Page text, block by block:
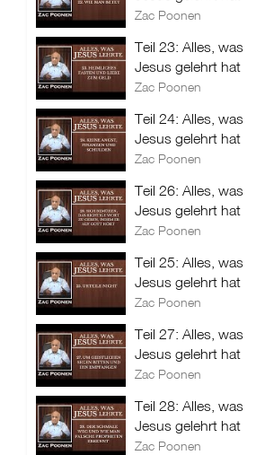
Zac Poonen
Teil 23: Alles, was
Jesus gelehrt hat
Zac Poonen
Teil 24: Alles, was
Jesus gelehrt hat
Zac Poonen
Teil 26: Alles, was
Jesus gelehrt hat
Zac Poonen
Teil 25: Alles, was
Jesus gelehrt hat
Zac Poonen
Teil 27: Alles, was
Jesus gelehrt hat
Zac Poonen
Teil 28: Alles, was
Jesus gelehrt hat
Zac Poonen